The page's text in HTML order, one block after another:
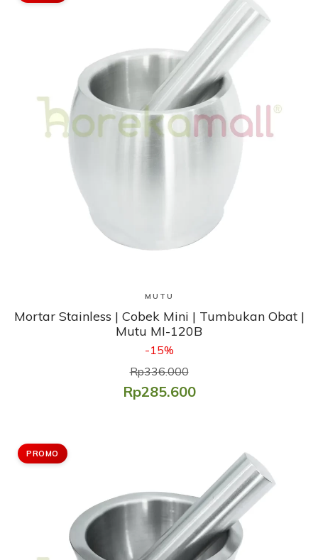
Lihat Produk
MUTU
Mortar Stainless | Cobek Mini | Tumbukan Obat |
Mutu MI-120B
-15%
Rp336.000
Rp285.600
PROMO